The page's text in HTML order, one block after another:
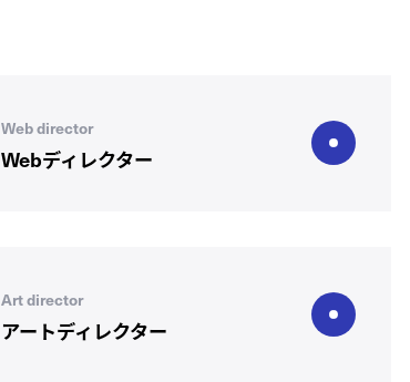
Web director
Webディレクター
Art director
アートディレクター